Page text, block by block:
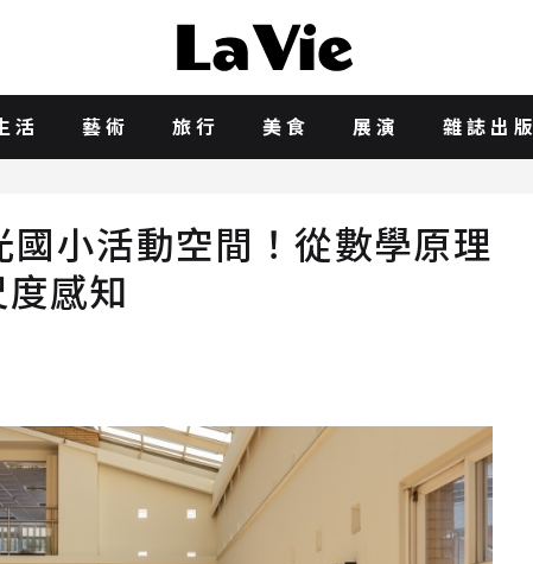
活 藝術 旅行 美食 展演 雜誌出版
小活動空間！從數學原理
感知